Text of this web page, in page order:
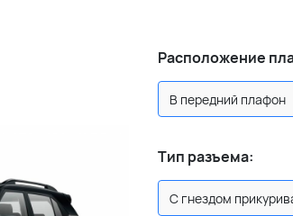
Расположение
В передний плафон
Тип разъема:
С гнездом